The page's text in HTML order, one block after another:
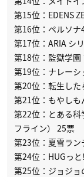
第15位：EDENS
第16位：ペルソ
第17位：ARIA シ
第18位：監獄学
第19位：ナレーシ
第20位：転生し
第21位：もやし
第22位：とある科
フライン） 25票
第23位：夏雪ラ
第24位：HUGっ
第25位：ジョジ